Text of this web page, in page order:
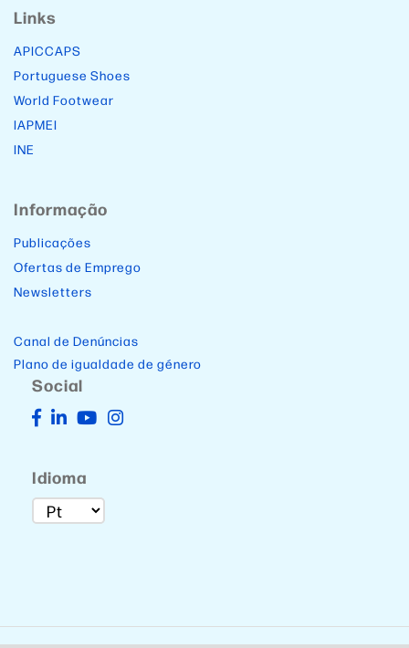
Links
APICCAPS
Portuguese Shoes
World Footwear
IAPMEI
INE
Informação
Publicações
Ofertas de Emprego
Newsletters
Canal de Denúncias
Plano de igualdade de género
Social
Idioma